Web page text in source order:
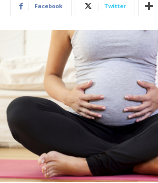
Facebook Twitter